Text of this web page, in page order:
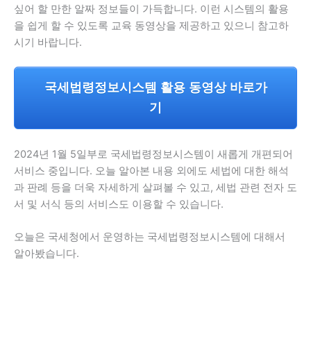
싶어 할 만한 알짜 정보들이 가득합니다. 이런 시스템의 활용
을 쉽게 할 수 있도록 교육 동영상을 제공하고 있으니 참고하
시기 바랍니다.
국세법령정보시스템 활용 동영상 바로가
기
2024년 1월 5일부로 국세법령정보시스템이 새롭게 개편되어
서비스 중입니다. 오늘 알아본 내용 외에도 세법에 대한 해석
과 판례 등을 더욱 자세하게 살펴볼 수 있고, 세법 관련 전자 도
서 및 서식 등의 서비스도 이용할 수 있습니다.
오늘은 국세청에서 운영하는 국세법령정보시스템에 대해서
알아봤습니다.